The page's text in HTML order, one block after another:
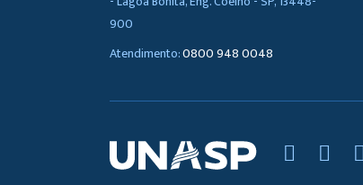
900
Atendimento:0800 948 0048